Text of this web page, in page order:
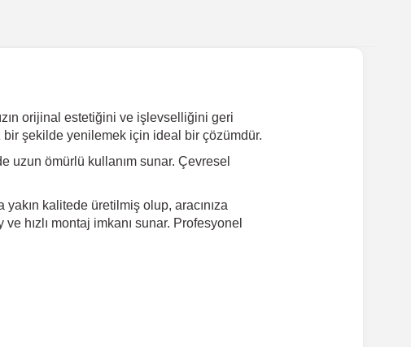
orijinal estetiğini ve işlevselliğini geri
bir şekilde yenilemek için ideal bir çözümdür.
uzun ömürlü kullanım sunar. Çevresel
kalitede üretilmiş olup, aracınıza
hızlı montaj imkanı sunar. Profesyonel